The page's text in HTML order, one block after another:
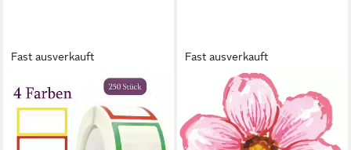
Fast ausverkauft
WARE AUS ALLER WELT
Aufkleber 250 bunte
Aufkleber 4 Farben ideal zum
Markieren Ordnen
Fast ausverkauft
LOGBUCH-VERLAG
Aufkleber 200 Blumen
Sticker rosa pink Blüte
selbstklebend Floristik &